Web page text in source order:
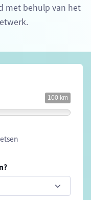
met behulp van het
100 km